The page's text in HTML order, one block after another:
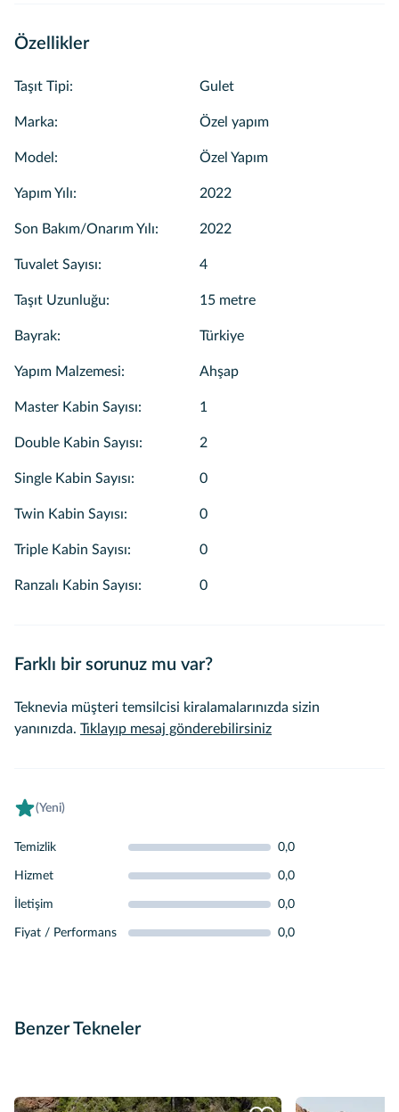
Özellikler
Taşıt Tipi: Gulet
Marka: Özel yapım
Model : Özel Yapım
Yapım Yılı: 2022
Son Bakım/Onarım Yılı: 2022
Tuvalet Sayısı: 4
Taşıt Uzunluğu: 15 metre
Bayrak: Türkiye
Yapım Malzemesi: Ahşap
Master Kabin Sayısı: 1
Double Kabin Sayısı: 2
Single Kabin Sayısı: 0
Twin Kabin Sayısı: 0
Triple Kabin Sayısı: 0
Ranzalı Kabin Sayısı: 0
Farklı bir sorunuz mu var?
Teknevia müşteri temsilcisi kiralamalarınızda sizin
yanınızda. Tıklayıp mesaj gönderebilirsiniz
(Yeni)
Temizlik 0,0
Hizmet 0,0
İletişim 0,0
Fiyat / Performans 0,0
Benzer Tekneler